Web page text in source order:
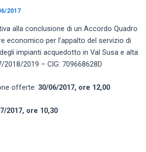
2017
alla conclusione di un Accordo Quadro
economico per l’appalto del servizio di
impianti acquedotto in Val Susa e alta
2018/2019 – CIG: 709668628D
offerte: 30/06/2017, ore 12,00
2017, ore 10,30